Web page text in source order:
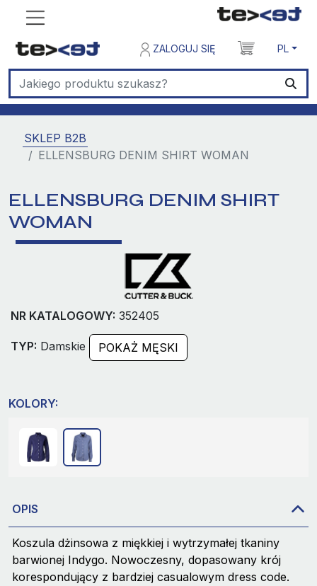
ZALOGUJ SIĘ PL
SKLEP B2B
ELLENSBURG DENIM SHIRT WOMAN
ELLENSBURG DENIM SHIRT
WOMAN
NR KATALOGOWY: 352405
TYP: Damskie POKAŻ MĘSKI
KOLORY:
OPIS
Koszula dżinsowa z miękkiej i wytrzymałej tkaniny
barwionej Indygo. Nowoczesny, dopasowany krój
korespondujący z bardziej casualowym dress code.